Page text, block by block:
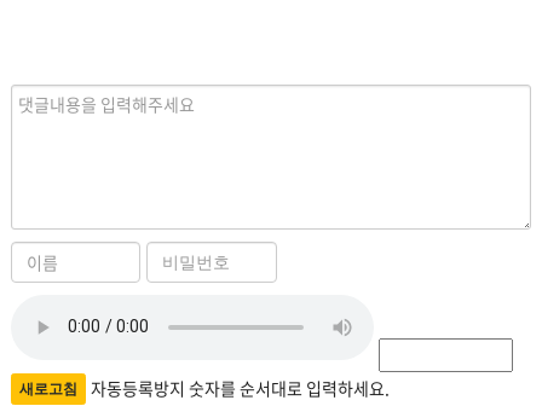
내
이
름
비
밀
번
호
등새로고침 자동등록방지 숫자를 순서대로 입력하세요.